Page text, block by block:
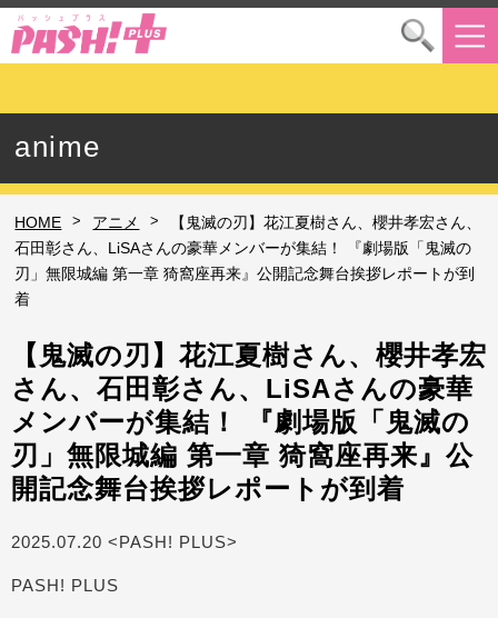
anime
HOME > アニメ >
【鬼滅の刃】花江夏樹さん、櫻井孝宏さん、
石田彰さん、LiSAさんの豪華メンバーが集結！ 『劇場版「鬼滅の
刃」無限城編 第一章 猗窩座再来』公開記念舞台挨拶レポートが到
着
【鬼滅の刃】花江夏樹さん、櫻井孝宏
さん、石田彰さん、LiSAさんの豪華
メンバーが集結！ 『劇場版「鬼滅の
刃」無限城編 第一章 猗窩座再来』公
開記念舞台挨拶レポートが到着
2025.07.20 <PASH! PLUS>
PASH! PLUS